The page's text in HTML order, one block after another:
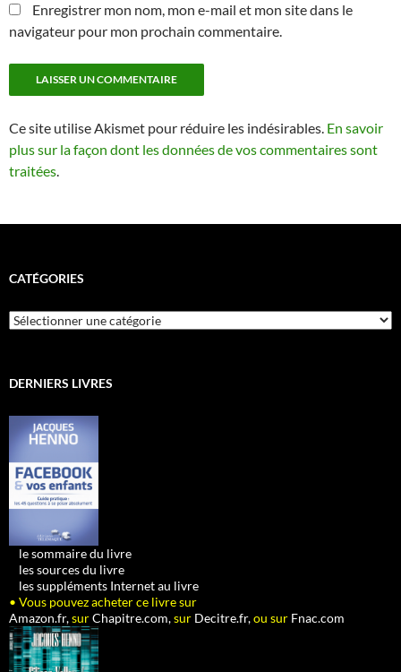
Enregistrer mon nom, mon e-mail et mon site dans le
navigateur pour mon prochain commentaire.
Ce site utilise Akismet pour réduire les indésirables. En savoir
plus sur la façon dont les données de vos commentaires sont
traitées.
CATÉGORIES
Catégories
DERNIERS LIVRES
le sommaire du livre
les sources du livre
les suppléments Internet au livre
• Vous pouvez acheter ce livre sur
Amazon.fr,surChapitre.com,sur Decitre.fr,ou sur Fnac.com